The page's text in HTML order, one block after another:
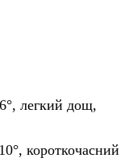
легкий дощ,
короткочасний